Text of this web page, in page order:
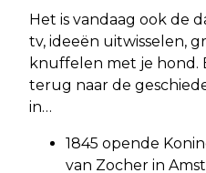
Het is vandaag ook de
tv, ideeën uitwisselen,
knuffelen met je hond.
terug naar de
in…
1845 opende
van Zocher in